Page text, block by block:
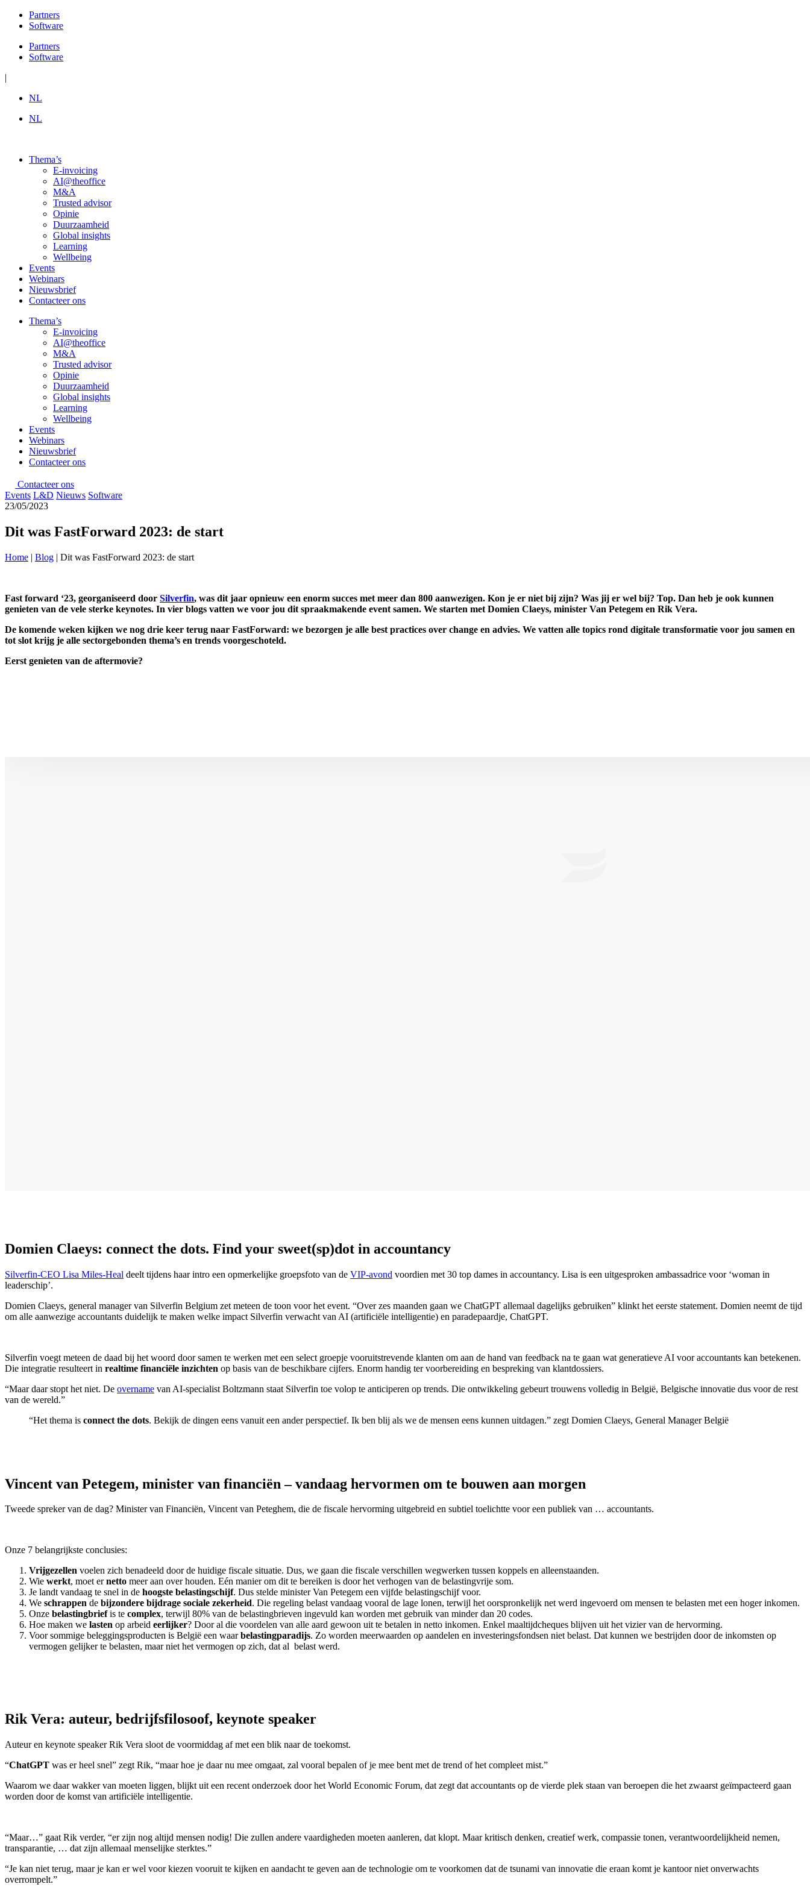
naar
inhoud
Partners
Software
Partners
Software
|
NL
NL
Thema’s
E-invoicing
AI@theoffice
M&A
Trusted advisor
Opinie
Duurzaamheid
Global insights
Learning
Wellbeing
Events
Webinars
Nieuwsbrief
Contacteer ons
Thema’s
E-invoicing
AI@theoffice
M&A
Trusted advisor
Opinie
Duurzaamheid
Global insights
Learning
Wellbeing
Events
Webinars
Nieuwsbrief
Contacteer ons
Contacteer ons
Events L&D Nieuws Software
23/05/2023
Dit was FastForward 2023: de start
Home | Blog | Dit was FastForward 2023: de start
Fast forward ‘23, georganiseerd door Silverfin, was dit jaar opnieuw een enorm succes met meer dan 800 aanwezigen. Kon je er niet bij zijn? Was jij er wel bij? Top. Dan heb je ook kunnen
genieten van de vele sterke keynotes. In vier blogs vatten we voor jou dit spraakmakende event samen. We starten met Domien Claeys, minister Van Petegem en Rik Vera.
De komende weken kijken we nog drie keer terug naar FastForward: we bezorgen je alle best practices over change en advies. We vatten alle topics rond digitale transformatie voor jou samen en
tot slot krijg je alle sectorgebonden thema’s en trends voorgeschoteld.
Eerst genieten van de aftermovie?
Domien Claeys: connect the dots. Find your sweet(sp)dot in accountancy
Silverfin-CEO Lisa Miles-Heal deelt tijdens haar intro een opmerkelijke groepsfoto van de VIP-avond voordien met 30 top dames in accountancy. Lisa is een uitgesproken ambassadrice voor ‘woman in
leaderschip’.
Domien Claeys, general manager van Silverfin Belgium zet meteen de toon voor het event. “Over zes maanden gaan we ChatGPT allemaal dagelijks gebruiken” klinkt het eerste statement. Domien neemt de tijd
om alle aanwezige accountants duidelijk te maken welke impact Silverfin verwacht van AI (artificiële intelligentie) en paradepaardje, ChatGPT.
Silverfin voegt meteen de daad bij het woord door samen te werken met een select groepje vooruitstrevende klanten om aan de hand van feedback na te gaan wat generatieve AI voor accountants kan betekenen.
Die integratie resulteert in realtime financiële inzichten op basis van de beschikbare cijfers. Enorm handig ter voorbereiding en bespreking van klantdossiers.
“Maar daar stopt het niet. De overname van AI-specialist Boltzmann staat Silverfin toe volop te anticiperen op trends. Die ontwikkeling gebeurt trouwens volledig in België, Belgische innovatie dus voor de rest
van de wereld.”
“Het thema is connect the dots. Bekijk de dingen eens vanuit een ander perspectief. Ik ben blij als we de mensen eens kunnen uitdagen.” zegt Domien Claeys, General Manager België
Vincent van Petegem, minister van financiën – vandaag hervormen om te bouwen aan morgen
Tweede spreker van de dag? Minister van Financiën, Vincent van Peteghem, die de fiscale hervorming uitgebreid en subtiel toelichtte voor een publiek van … accountants.
Onze 7 belangrijkste conclusies:
Vrijgezellen voelen zich benadeeld door de huidige fiscale situatie. Dus, we gaan die fiscale verschillen wegwerken tussen koppels en alleenstaanden.
Wie werkt, moet ernetto meer aan over houden. Eén manier om dit te bereiken is door het verhogen van de belastingvrije som.
Je landt vandaag te snel in de hoogste belastingschijf. Dus stelde minister Van Petegem een vijfde belastingschijf voor.
We schrappen de bijzondere bijdrage sociale zekerheid. Die regeling belast vandaag vooral de lage lonen, terwijl het oorspronkelijk net werd ingevoerd om mensen te belasten met een hoger inkomen.
Onze belastingbriefis te complex, terwijl 80% van de belastingbrieven ingevuld kan worden met gebruik van minder dan 20 codes.
Hoe maken we lasten op arbeid eerlijker? Door al die voordelen van alle aard gewoon uit te betalen in netto inkomen. Enkel maaltijdcheques blijven uit het vizier van de hervorming.
Voor sommige beleggingsproducten is België een waarbelastingparadijs. Zo worden meerwaarden op aandelen en investeringsfondsen niet belast. Dat kunnen we bestrijden door de inkomsten op
vermogen gelijker te belasten, maar niet het vermogen op zich, dat al belast werd.
Rik Vera: auteur, bedrijfsfilosoof, keynote speaker
Auteur en keynote speaker Rik Vera sloot de voormiddag af met een blik naar de toekomst.
“ChatGPT was er heel snel” zegt Rik, “maar hoe je daar nu mee omgaat, zal vooral bepalen of je mee bent met de trend of het compleet mist.”
Waarom we daar wakker van moeten liggen, blijkt uit een recent onderzoek door het World Economic Forum, dat zegt dat accountants op de vierde plek staan van beroepen die het zwaarst geïmpacteerd gaan
worden door de komst van artificiële intelligentie.
“Maar…” gaat Rik verder, “er zijn nog altijd mensen nodig! Die zullen andere vaardigheden moeten aanleren, dat klopt. Maar kritisch denken, creatief werk, compassie tonen, verantwoordelijkheid nemen,
transparantie, … dat zijn allemaal menselijke sterktes.”
“Je kan niet terug, maar je kan er wel voor kiezen vooruit te kijken en aandacht te geven aan de technologie om te voorkomen dat de tsunami van innovatie die eraan komt je kantoor niet onverwachts
overrompelt.”